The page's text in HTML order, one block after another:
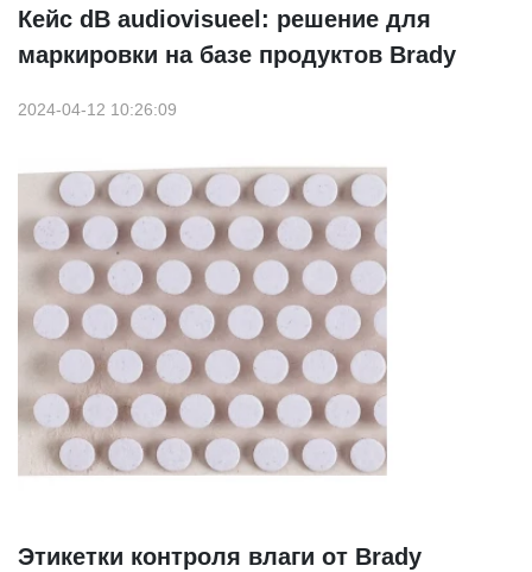
Кейс dB audiovisueel: решение для
маркировки на базе продуктов Brady
2024-04-12 10:26:09
Этикетки контроля влаги от Brady